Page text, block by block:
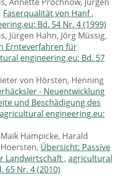
Annette Prochnow, Jürgen
Faserqualität von Hanf,
Bd. 54 Nr. 4 (1999)
Jürgen Hahn, Jörg Müssig,
Ernteverfahren für
engineering.eu: Bd. 57
von Hörsten, Henning
- Neuentwicklung
und Beschädigung des
agricultural engineering.eu:
Hampicke, Harald
Übersicht: Passive
Landwirtschaft, agricultural
65 Nr. 4 (2010)